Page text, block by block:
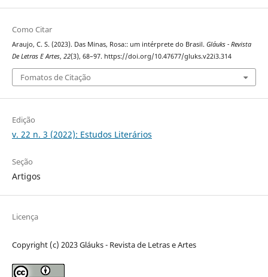
Como Citar
Araujo, C. S. (2023). Das Minas, Rosa:: um intérprete do Brasil. Gláuks - Revista
De Letras E Artes, 22(3), 68–97. https://doi.org/10.47677/gluks.v22i3.314
Fomatos de Citação
Edição
v. 22 n. 3 (2022): Estudos Literários
Seção
Artigos
Licença
Copyright (c) 2023 Gláuks - Revista de Letras e Artes